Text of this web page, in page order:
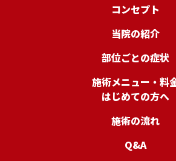
コンセプト
当院の紹介
部位ごとの症状
施術メニュー・料
はじめての方へ
施術の流れ
Q&A